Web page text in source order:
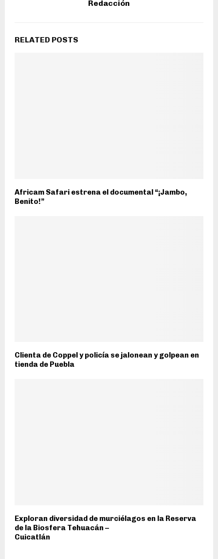
Redacción
RELATED POSTS
Africam Safari estrena el documental “¡Jambo,
Benito!”
Clienta de Coppel y policía se jalonean y golpean en
tienda de Puebla
Exploran diversidad de murciélagos en la Reserva
de la Biosfera Tehuacán –
Cuicatlán